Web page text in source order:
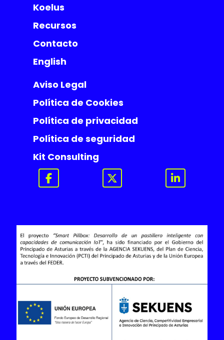
Koelus
Recursos
Contacto
English
Aviso Legal
Política de Cookies
Política de privacidad
Política de seguridad
Kit Consulting